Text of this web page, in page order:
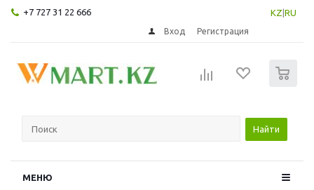
+7 727 31 22 666 KZ RU
Вход Регистрация
Найти
МЕНЮ